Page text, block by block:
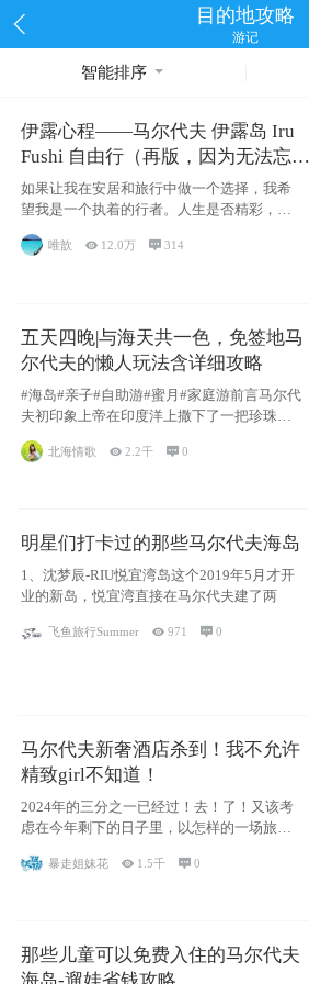
目的地攻略
游记
智能排序
伊露心程——马尔代夫 伊露岛 Iru
Fushi 自由行（再版，因为无法忘却
的留恋）
如果让我在安居和旅行中做一个选择，我希
望我是一个执着的行者。人生是否精彩，都
源于自己
唯歆  12.0万  314
五天四晚|与海天共一色，免签地马
尔代夫的懒人玩法含详细攻略
#海岛#亲子#自助游#蜜月#家庭游前言马尔代
夫初印象上帝在印度洋上撒下了一把珍珠，
北海情歌 2.2千 0
明星们打卡过的那些马尔代夫海岛
1、沈梦辰-RIU悦宜湾岛这个2019年5月才开
业的新岛，悦宜湾直接在马尔代夫建了两
飞鱼旅行Summer 971 0
马尔代夫新奢酒店杀到！我不允许
精致girl不知道！
2024年的三分之一已经过！去！了！又该考
虑在今年剩下的日子里，以怎样的一场旅行
暴走姐妹花  1.5千 0
那些儿童可以免费入住的马尔代夫